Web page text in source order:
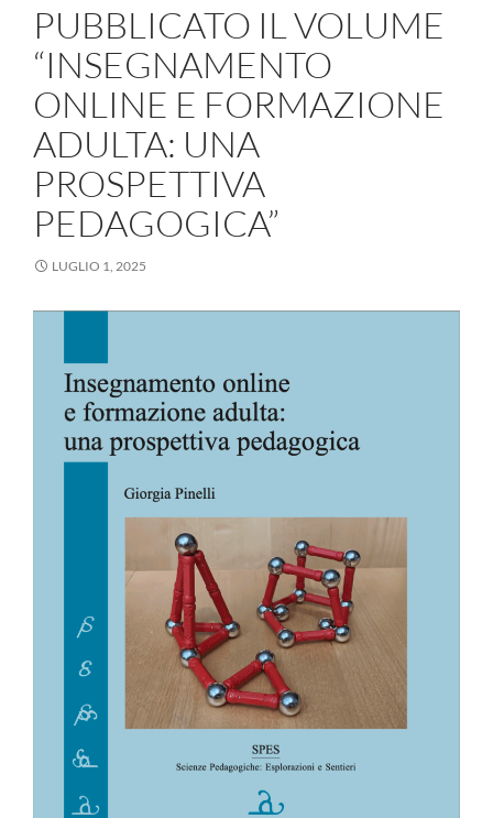
PUBBLICATO IL VOLUME
“INSEGNAMENTO
ONLINE E FORMAZIONE
ADULTA: UNA
PROSPETTIVA
PEDAGOGICA”
LUGLIO 1, 2025